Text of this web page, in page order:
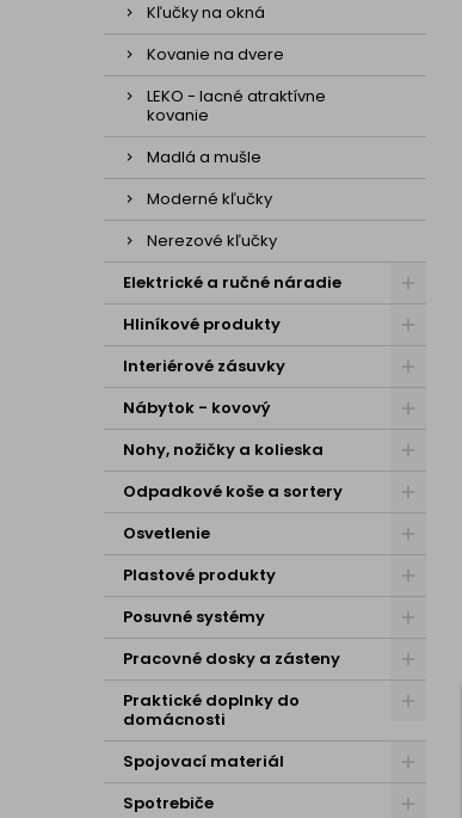
Kľučky na okná
Kovanie na dvere
LEKO - lacné atraktívne
kovanie
Madlá a mušle
Moderné kľučky
Nerezové kľučky
Elektrické a ručné náradie
Hliníkové produkty
Interiérové zásuvky
Nábytok - kovový
Nohy, nožičky a kolieska
Odpadkové koše a sortery
Osvetlenie
Plastové produkty
Posuvné systémy
Pracovné dosky a zásteny
Praktické doplnky do
domácnosti
Spojovací materiál
Spotrebiče